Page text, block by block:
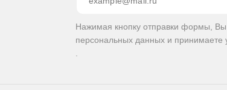
Нажимая кнопку отправки формы,
персональных данных и принимаете